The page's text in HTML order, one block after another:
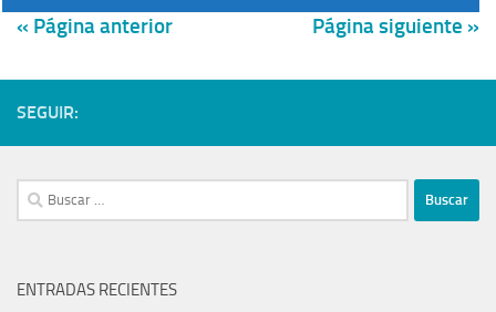
« Página anterior Página siguiente »
SEGUIR:
ENTRADAS RECIENTES